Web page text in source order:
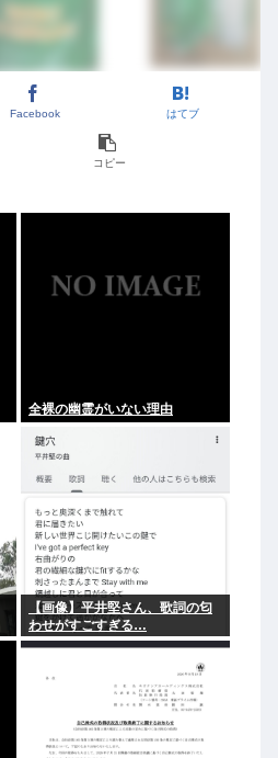
Facebook はてブ
コピー
全裸の幽霊がいない理由
【画像】平井堅さん、歌詞の匂
わせがすごすぎる…